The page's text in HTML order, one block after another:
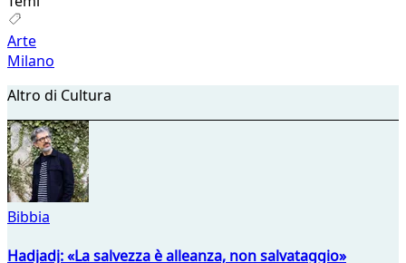
Arte
Milano
Altro di Cultura
Bibbia
Hadjadj: «La salvezza è alleanza, non salvataggio»